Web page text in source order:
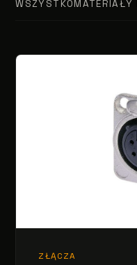
WSZYSTKOMATERIAŁY
ZŁĄCZA